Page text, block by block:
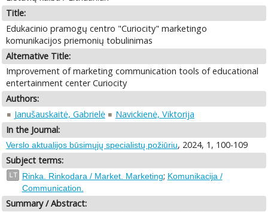
Title:
Edukacinio pramogų centro "Curiocity" marketingo
komunikacijos priemonių tobulinimas
Alternative Title:
Improvement of marketing communication tools of educational
entertainment center Curiocity
Authors:
Janušauskaitė, Gabrielė
Navickienė, Viktorija
In the Journal:
Verslo aktualijos būsimųjų specialistų požiūriu, 2024, 1, 100-109
Subject terms:
LT Rinka. Rinkodara / Market. Marketing; Komunikacija /
Communication.
Summary / Abstract: